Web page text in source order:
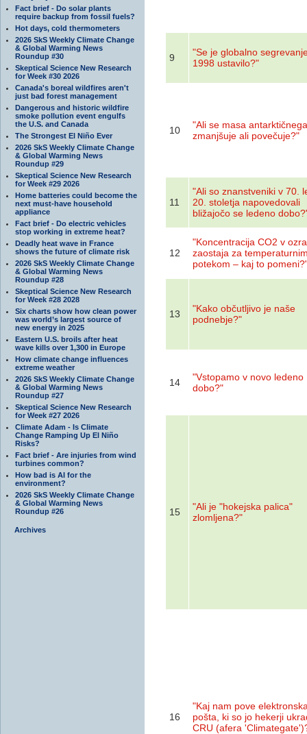
Fact brief - Do solar plants
require backup from fossil fuels?
Hot days, cold thermometers
2026 SkS Weekly Climate Change
& Global Warming News
Roundup #30
Skeptical Science New Research
for Week #30 2026
Canada's boreal wildfires aren't
just bad forest management
Dangerous and historic wildfire
smoke pollution event engulfs
the U.S. and Canada
The Strongest El Niño Ever
2026 SkS Weekly Climate Change
& Global Warming News
Roundup #29
Skeptical Science New Research
for Week #29 2026
Home batteries could become the
next must-have household
appliance
Fact brief - Do electric vehicles
stop working in extreme heat?
Deadly heat wave in France
shows the future of climate risk
2026 SkS Weekly Climate Change
& Global Warming News
Roundup #28
Skeptical Science New Research
for Week #28 2028
Six charts show how clean power
was world’s largest source of
new energy in 2025
Eastern U.S. broils after heat
wave kills over 1,300 in Europe
How climate change influences
extreme weather
2026 SkS Weekly Climate Change
& Global Warming News
Roundup #27
Skeptical Science New Research
for Week #27 2026
Climate Adam - Is Climate
Change Ramping Up El Niño
Risks?
Fact brief - Are injuries from wind
turbines common?
How bad is AI for the
environment?
2026 SkS Weekly Climate Change
& Global Warming News
Roundup #26
Archives
9
"Se je globalno
1998 ustavilo?"
10
"Ali se masa
zmanjšuje ali povečuje?"
11
"Ali so znanstveniki v 70.
20. stoletja napovedovali
bližajočo se ledeno
12
"Koncentracija CO2 v
zaostaja za
potekom – kaj to
13
"Kako občutljivo je naše
podnebje?"
14
"Vstopamo v novo ledeno
dobo?"
15
"Ali je "hokejska palica"
zlomljena?"
16
"Kaj nam pove
pošta, ki so jo hekerji
CRU (afera